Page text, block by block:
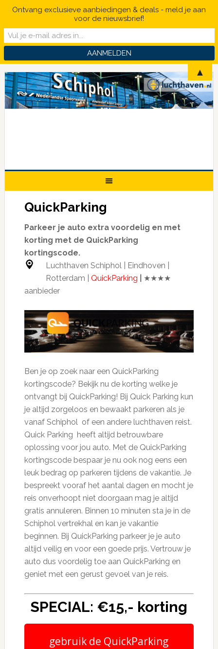
QuickParking
Parkeer je auto extra voordelig en met
korting met de QuickParking
kortingscode.
Luchthaven Schiphol | Eindhoven |
Rotterdam | QuickParking
★★★★
aanbieder
Ben je op zoek naar een QuickParking
kortingscode? Bekijk nu de korting welke je
ontvangt bij QuickParking! Bij Quick Parking kun
je altijd zorgeloos en bewaakt parkeren als je
vanaf Schiphol of een andere luchthaven reist.
Quick Parking heeft altijd betrouwbare
oplossing voor jou auto. Met de QuickParking
kortingscode bespaar je nu ook nog eens een
leuk bedrag op parkeren tijdens de vakantie. Je
bespreekt vooraf het aantal dagen en mocht je
reis onverhoopt niet doorgaan mag je altijd
gratis annuleren. Binnen 10 minuten sta je in de
Schiphol vertrekhal en kan je vakantie
beginnen. Bij QuickParking parkeer je je auto
altijd veilig en voor een goede prijs. Vertrouw je
auto dus voordelig toe aan QuickParking en
geniet met een gerust gevoel van je reis.
SPECIAL: €15,- korting
gebruik de QuickParking
Ontvang exclusieve aanbiedingen & deals - meld je aan
voor de nieuwsbrief!
▲